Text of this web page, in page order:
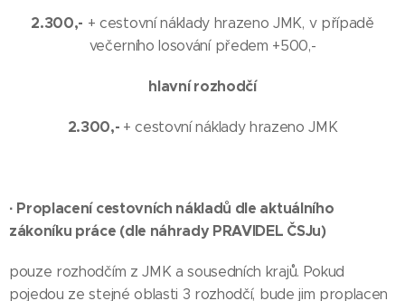
2.300,- + cestovní náklady hrazeno JMK, v případě
večerního losování předem +500,-
hlavní rozhodčí
2.300,- + cestovní náklady hrazeno JMK
· Proplacení cestovních nákladů dle aktuálního
zákoníku práce (dle náhrady PRAVIDEL ČSJu)
pouze rozhodčím z JMK a sousedních krajů. Pokud
pojedou ze stejné oblasti 3 rozhodčí, bude jim proplacen